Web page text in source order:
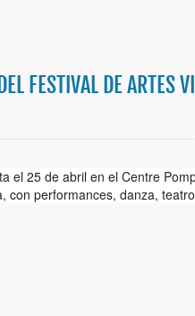
FESTIVAL DE ARTES
el 25 de abril en el Centre
con performances, danza,